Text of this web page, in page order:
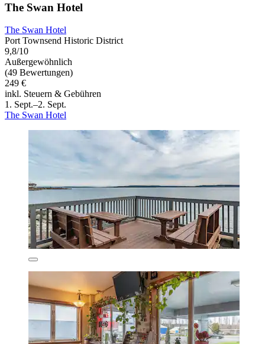
The Swan Hotel
The Swan Hotel
Port Townsend Historic District
9,8/10
Außergewöhnlich
(49 Bewertungen)
249 €
inkl. Steuern & Gebühren
1. Sept.–2. Sept.
The Swan Hotel